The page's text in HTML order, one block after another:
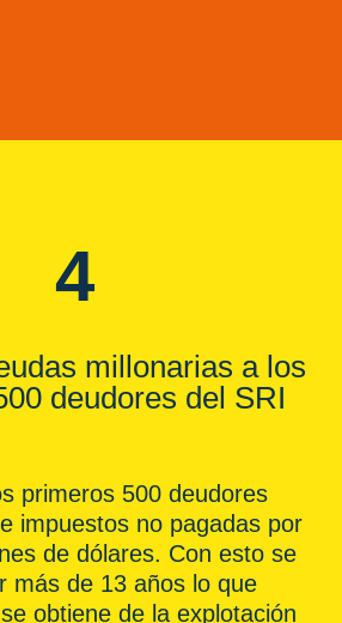
4
millonarias a los
deudores del SRI
primeros 500 deudores
impuestos no pagadas por
de dólares. Con esto se
más de 13 años lo que
obtiene de la explotación